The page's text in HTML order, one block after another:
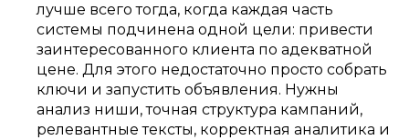
лучше всего тогда, когда каждая часть
системы подчинена одной цели: привести
заинтересованного клиента по адекватной
цене. Для этого недостаточно просто собрать
ключи и запустить объявления. Нужны
анализ ниши, точная структура кампаний,
релевантные тексты, корректная аналитика и